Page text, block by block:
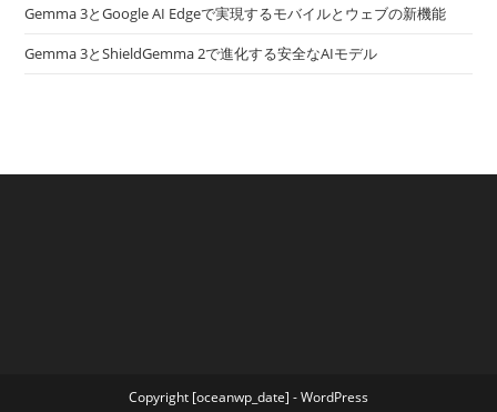
Gemma 3とGoogle AI Edgeで実現するモバイルとウェブの新機能
Gemma 3とShieldGemma 2で進化する安全なAIモデル
Copyright [oceanwp_date] - WordPress